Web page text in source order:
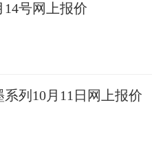
14号网上报价
列10月11日网上报价